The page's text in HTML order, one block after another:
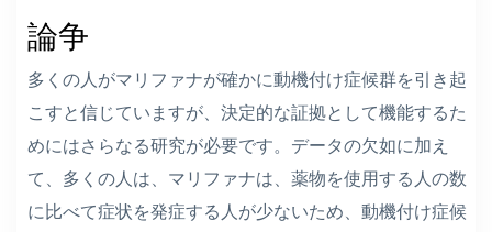
論争
多くの人がマリファナが確かに動機付け症候群を引き起
こすと信じていますが、決定的な証拠として機能するた
めにはさらなる研究が必要です。データの欠如に加え
て、多くの人は、マリファナは、薬物を使用する人の数
に比べて症状を発症する人が少ないため、動機付け症候